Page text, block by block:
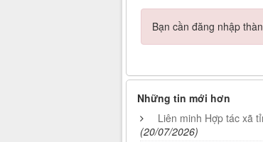
Bạn cần đăng nhập
Những tin mới hơn
Liên minh Hợp tác xã
(20/07/2026)